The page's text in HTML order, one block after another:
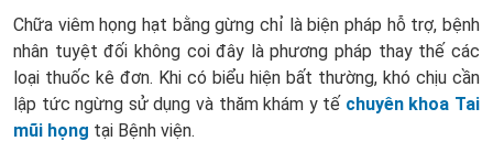
Chữa viêm họng hạt bằng gừng chỉ là biện pháp hỗ trợ, bệnh
nhân tuyệt đối không coi đây là phương pháp thay thế các
loại thuốc kê đơn. Khi có biểu hiện bất thường, khó chịu cần
lập tức ngừng sử dụng và thăm khám y tế chuyên khoa Tai
mũi họng tại Bệnh viện.